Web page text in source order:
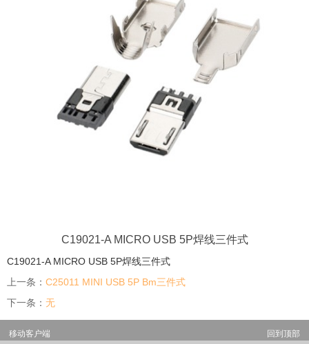
C19021-A MICRO USB 5P焊线三件式
C19021-A MICRO USB 5P焊线三件式
上一条： C25011 MINI USB 5P Bm三件式
下一条： 无
移动客户端 回到顶部